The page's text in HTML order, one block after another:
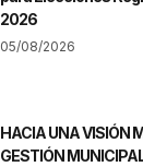
2026
05/08/2026
HACIA UNA VISIÓN
GESTIÓN